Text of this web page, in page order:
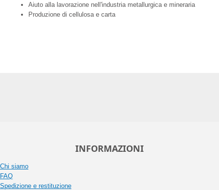
Aiuto alla lavorazione nell'industria metallurgica e mineraria
Produzione di cellulosa e carta
INFORMAZIONI
Chi siamo
FAQ
Spedizione e restituzione